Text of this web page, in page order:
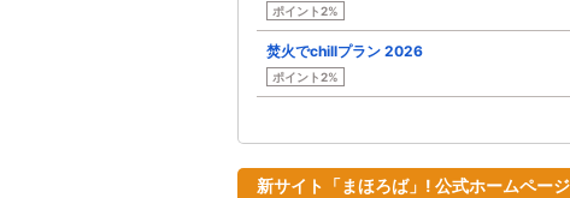
ポイント2%
焚火でchillプラン 2026
ポイント2%
新サイト「まほろば」! 公式ホームペー